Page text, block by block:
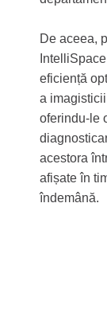
De aceea,
eficiență
a
oferindu-le
acestora
afișate în
îndemână.